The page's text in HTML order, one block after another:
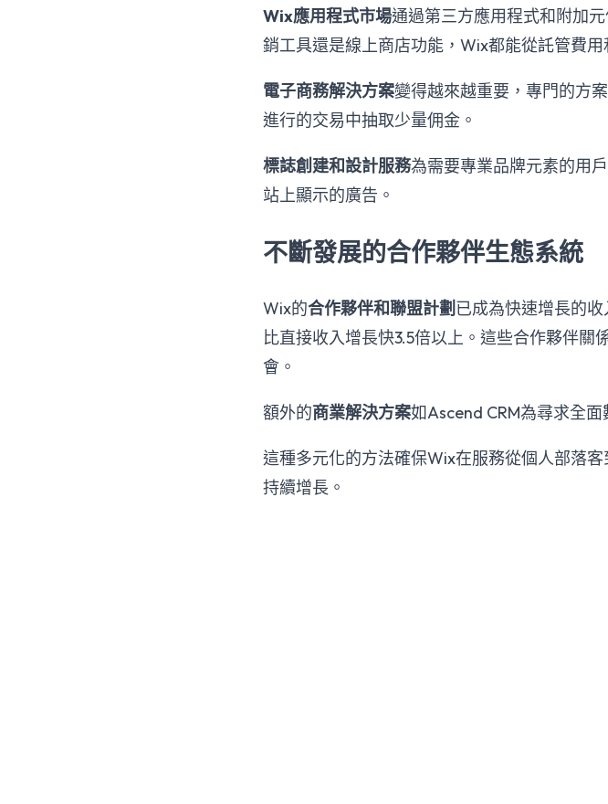
Wix應用程式市場通過第三方應用程式和附加
銷工具還是線上商店功能，Wix都能從託管費用
電子商務解決方案變得越來越重要，專門的方
進行的交易中抽取少量佣金。
標誌創建和設計服務為需要專業品牌元素的用
站上顯示的廣告。
不斷發展的合作夥伴生態系統
Wix的合作夥伴和聯盟計劃 已成為快速增長的
比直接收入增長快3.5倍以上。這些合作夥伴
會。
額外的商業解決方案如Ascend CRM為尋求全
這種多元化的方法確保Wix在服務從個人部落
持續增長。